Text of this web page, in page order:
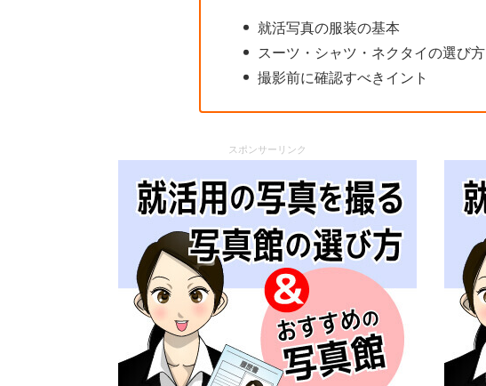
就活写真の服装の基本
スーツ・シャツ・ネクタイの選び方
撮影前に確認すべきイント
スポンサーリンク